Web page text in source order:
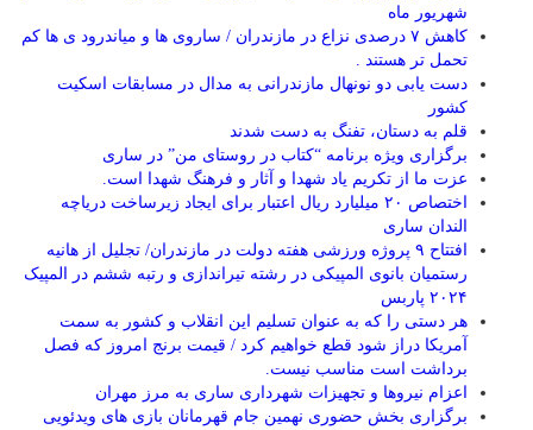
شهریور ماه
کاهش ۷ درصدی نزاع در مازندران / ساروی ها و میاندرود ی ها کم
تحمل تر هستند‌ .
دست یابی دو نونهال مازندرانی به مدال در مسابقات اسکیت
کشور
قلم به دستان، تفنگ به دست شدند
برگزاری ویژه برنامه “کتاب در روستای من” در ساری
عزت ما از تکریم یاد شهدا و آثار و فرهنگ شهدا است.
اختصاص ۲۰ میلیارد ریال اعتبار برای ایجاد زیرساخت دریاچه
الندان ساری
افتتاح ۹ پروژه ورزشی هفته دولت در مازندران/ تجلیل از هانیه
رستمیان بانوی المپیکی در رشته تیراندازی و رتبه ششم در المپیک
۲۰۲۴ پاربس
هر دستی را که به عنوان تسلیم این انقلاب و کشور به سمت
آمريکا دراز شود قطع خواهیم کرد / قیمت برنج امروز که فصل
برداشت است مناسب نیست.
اعزام نیروها و تجهیزات شهرداری ساری به مرز مهران
برگزاری بخش حضوری نهمین جام قهرمانان بازی های ویدئویی